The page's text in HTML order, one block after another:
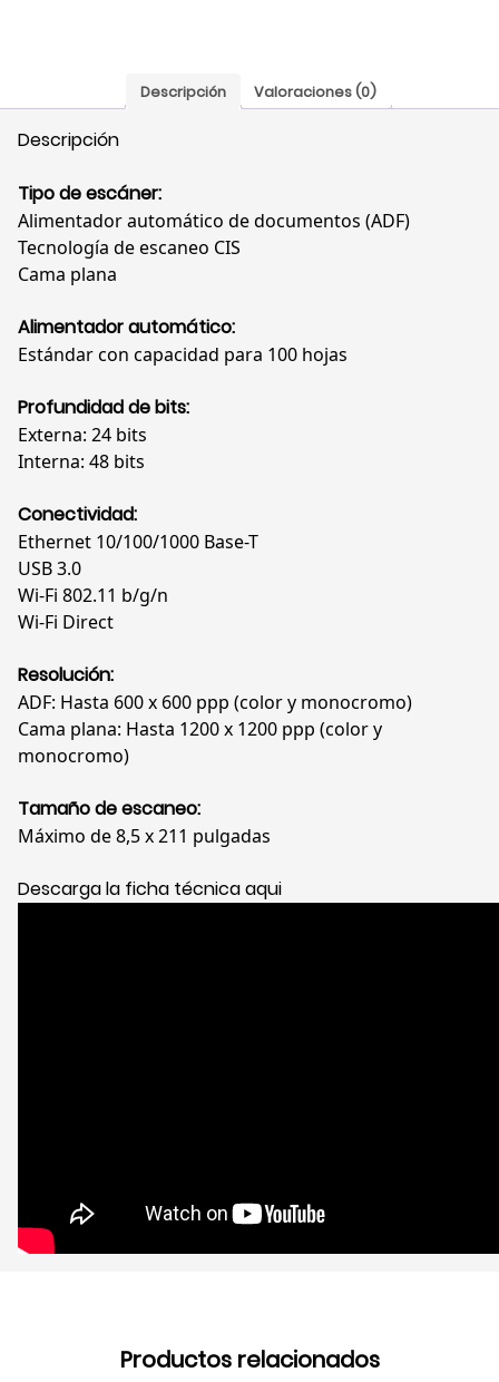
Resolución
600
20G08A#BGJ
cantidad
Descripción Valoraciones (0)
Descripción
Tipo de escáner:
Alimentador automático de documentos (ADF)
Tecnología de escaneo CIS
Cama plana
Alimentador automático:
Estándar con capacidad para 100 hojas
Profundidad de bits:
Externa: 24 bits
Interna: 48 bits
Conectividad:
Ethernet 10/100/1000 Base-T
USB 3.0
Wi-Fi 802.11 b/g/n
Wi-Fi Direct
Resolución:
ADF: Hasta 600 x 600 ppp (color y monocromo)
Cama plana: Hasta 1200 x 1200 ppp (color y
monocromo)
Tamaño de escaneo:
Máximo de 8,5 x 211 pulgadas
Descarga la ficha técnica aqui
Productos relacionados